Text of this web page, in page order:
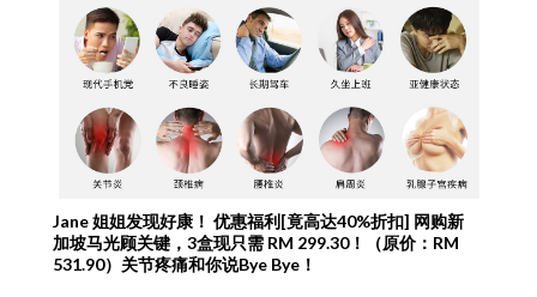
Jane 姐姐发现好康！ 优惠福利[竟高达40%折扣] 网购新
加坡马光顾关键，3盒现只需 RM 299.30！（原价：RM
531.90）关节疼痛和你说Bye Bye！